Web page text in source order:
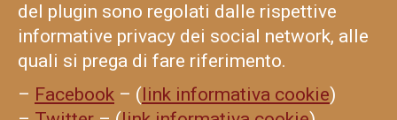
del plugin sono regolati dalle rispettive
informative privacy dei social network, alle
quali si prega di fare riferimento.
– Facebook – (link informativa cookie)